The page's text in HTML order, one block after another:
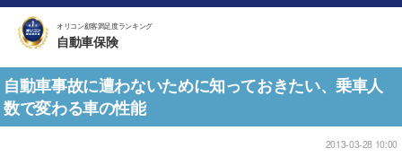
オリコン顧客満足度ランキング
自動車保険
自動車事故に遭わないために知っておきたい、乗車人
数で変わる車の性能
2013-03-28 10:00